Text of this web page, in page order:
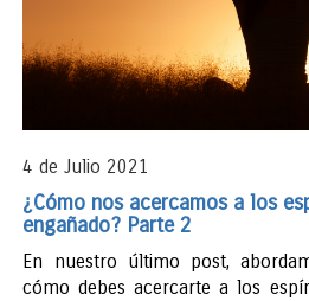
4 de Julio 2021
¿Cómo nos acercamos a los
engañado? Parte 2
En nuestro último post,
cómo debes acercarte a los